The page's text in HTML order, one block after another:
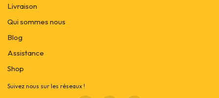
Livraison
Qui sommes nous
Blog
Assistance
Shop
Suivez nous sur les réseaux !